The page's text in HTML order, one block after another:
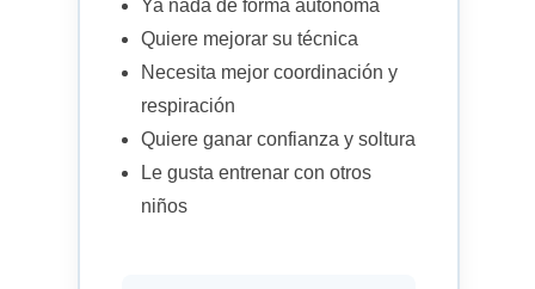
Ya nada de forma autónoma
Quiere mejorar su técnica
Necesita mejor coordinación y
respiración
Quiere ganar confianza y soltura
Le gusta entrenar con otros
niños